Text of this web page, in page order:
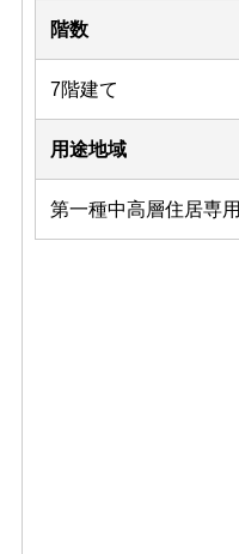
階数
7階建て
用途地域
第一種中高層住居専用